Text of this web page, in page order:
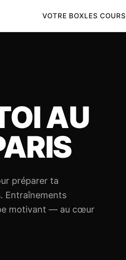
VOTRE BOXLES COURS
AU
préparer ta
Entraînements
motivant — au cœur